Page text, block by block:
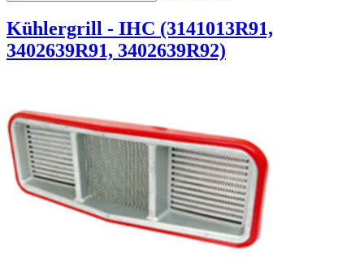
Kühlergrill - IHC (3141013R91,
3402639R91, 3402639R92)